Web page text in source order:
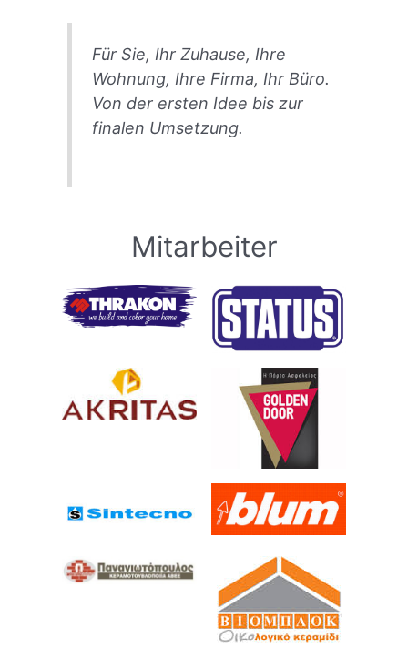
Für Sie, Ihr Zuhause, Ihre
Wohnung, Ihre Firma, Ihr Büro.
Von der ersten Idee bis zur
finalen Umsetzung.
Mitarbeiter